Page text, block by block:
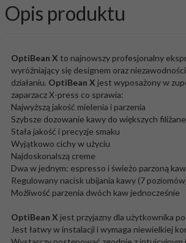
Opis produktu
OptiBean X to najnowszy profesjonalny
wyróżniający się designem oraz
działaniu. OptiBean X jest wyposażony w
zaparzacz X-press co sprawia:
Najwyższą jakość mielenia i parzenia
Szybsze dozowanie kawy do większych
Stała jakość i precyzje smaku
Wyjątkowo cichy w użyciu
Najdoskonalszą creme
Dwa w jednym: espresso i świeżo parzoną
Regulowany nacisk ubijania kawy (7
Możliwość parzenia dwóch kaw jednocześnie
OptiBean X jest przyjazny dla użytkownika
Jest łatwy w instalacji i wymaga niewielkiej